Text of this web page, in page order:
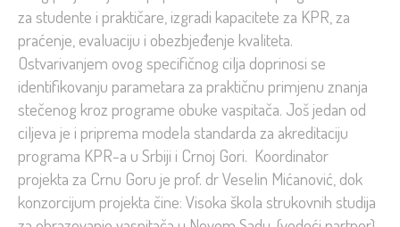
za studente i praktičare, izgradi kapacitete za KPR, za
praćenje, evaluaciju i obezbjeđenje kvaliteta.
Ostvarivanjem ovog specifičnog cilja doprinosi se
identifikovanju parametara za praktičnu primjenu znanja
stečenog kroz programe obuke vaspitača. Još jedan od
ciljeva je i priprema modela standarda za akreditaciju
programa KPR-a u Srbiji i Crnoj Gori. Koordinator
projekta za Crnu Goru je prof. dr Veselin Mićanović, dok
konzorcijum projekta čine: Visoka škola strukovnih studija